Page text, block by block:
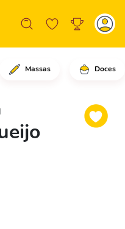
Massas Doces
as gemas de